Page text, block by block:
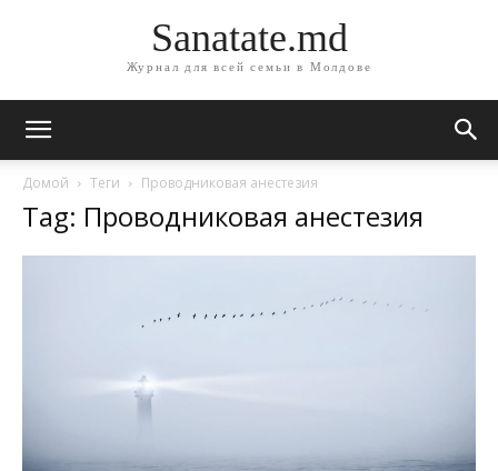
Sanatate.md
Журнал для всей семьи в Молдове
Домой Теги Проводниковая анестезия
Tag: Проводниковая анестезия